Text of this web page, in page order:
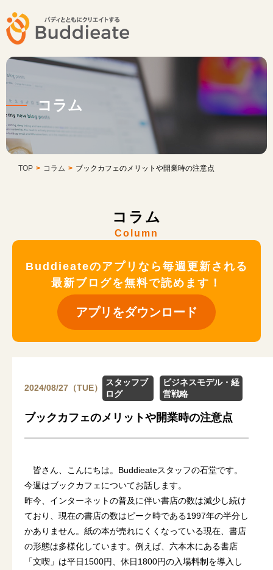
コラム
TOP > コラム > ブックカフェのメリットや開業時の注意点
コラム
Column
Buddieateのアプリなら毎週更新される
最新ブログを無料で読めます！
アプリをダウンロード
2024/08/27（TUE）
スタッフブ
ログ
ビジネスモデル・経
営戦略
ブックカフェのメリットや開業時の注意点
皆さん、こんにちは。Buddieateスタッフの石堂です。
今週はブックカフェについてお話します。
昨今、インターネットの普及に伴い書店の数は減少し続け
ており、現在の書店の数はピーク時である1997年の半分し
かありません。紙の本が売れにくくなっている現在、書店
の形態は多様化しています。例えば、六本木にある書店
「文喫」は平日1500円、休日1800円の入場料制を導入し